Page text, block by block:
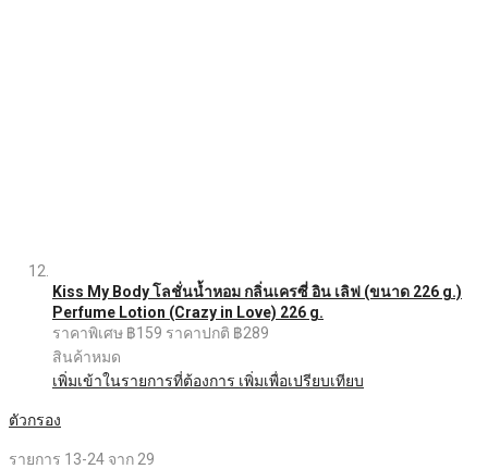
Kiss My Body โลชั่นน้ำหอม กลิ่นเครซี่ อิน เลิฟ (ขนาด 226 g.)
Perfume Lotion (Crazy in Love) 226 g.
ราคาพิเศษ ฿159 ราคาปกติ ฿289
สินค้าหมด
เพิ่มเข้าในรายการที่ต้องการ เพิ่มเพื่อเปรียบเทียบ
ตัวกรอง
รายการ 13-24 จาก 29